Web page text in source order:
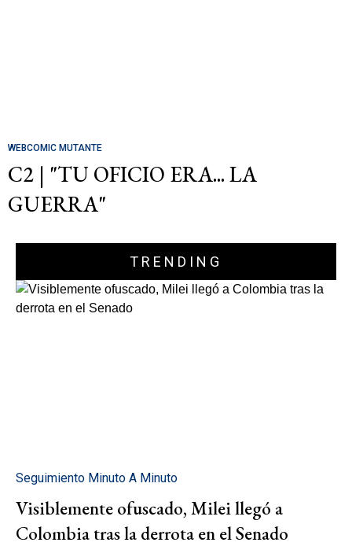
WEBCOMIC MUTANTE
C2 | "TU OFICIO ERA... LA
GUERRA"
TRENDING
Seguimiento Minuto A Minuto
Visiblemente ofuscado, Milei llegó a
Colombia tras la derrota en el Senado